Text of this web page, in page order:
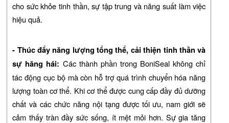
cho sức khỏe tinh thần, sự tập trung và năng suất làm việc
hiệu quả.
- Thúc đẩy năng lượng tổng thể, cải thiện tinh thần và
sự hăng hái: Các thành phần trong BoniSeal không chỉ
tác động cục bộ mà còn hỗ trợ quá trình chuyển hóa năng
lượng toàn cơ thể. Khi cơ thể được cung cấp đầy đủ dưỡng
chất và các chức năng nội tạng được tối ưu, nam giới sẽ
cảm thấy tràn đầy sức sống, ít mệt mỏi hơn. Sự gia tăng